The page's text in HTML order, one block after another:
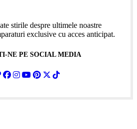
stirile despre ultimele noastre
exclusive cu acces anticipat.
NE PE SOCIAL MEDIA